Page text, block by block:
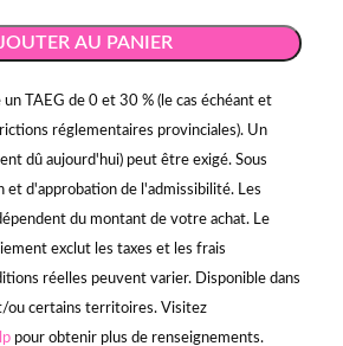
AU PANIER
TAEG de 0 et 30 % (le cas échéant et
réglementaires provinciales). Un
dû aujourd'hui) peut être exigé. Sous
et d'approbation de l'admissibilité. Les
du montant de votre achat. Le
exclut les taxes et les frais
réelles peuvent varier. Disponible dans
ou certains territoires. Visitez
pour obtenir plus de renseignements.